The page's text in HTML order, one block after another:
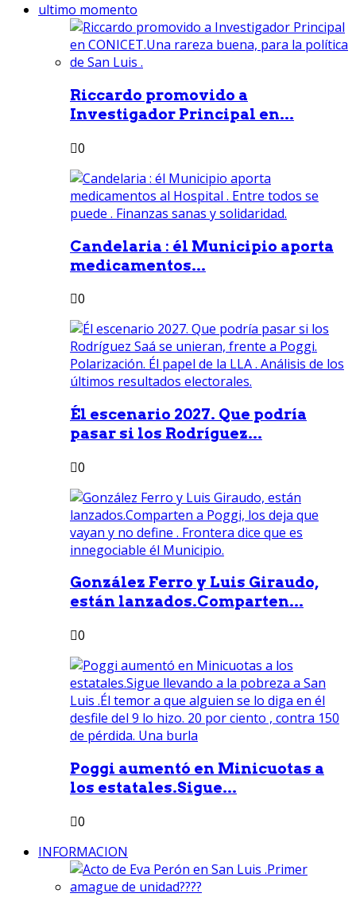
ultimo momento
Riccardo promovido a
Investigador Principal en...
0
Candelaria : él Municipio aporta
medicamentos...
0
Él escenario 2027. Que podría
pasar si los Rodríguez...
0
González Ferro y Luis Giraudo,
están lanzados.Comparten...
0
Poggi aumentó en Minicuotas a
los estatales.Sigue...
0
INFORMACION